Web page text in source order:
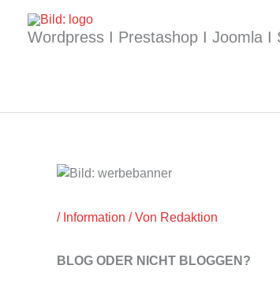
Inhalt
springen
Wordpress I Prestashop I Joomla I
/ Information / Von Redaktion
BLOG ODER NICHT BLOGGEN?